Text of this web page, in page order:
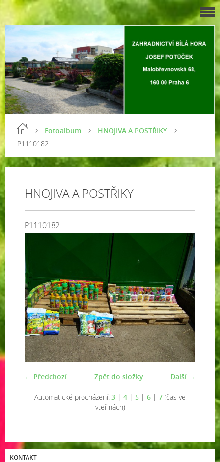
Fotoalbum
HNOJIVA A POSTŘIKY
P1110182
HNOJIVA A POSTŘIKY
P1110182
← Předchozí Další →
Zpět do složky
Automatické procházení: 3 | 4 | 5 | 6 | 7 (čas ve
vteřinách)
KONTAKT